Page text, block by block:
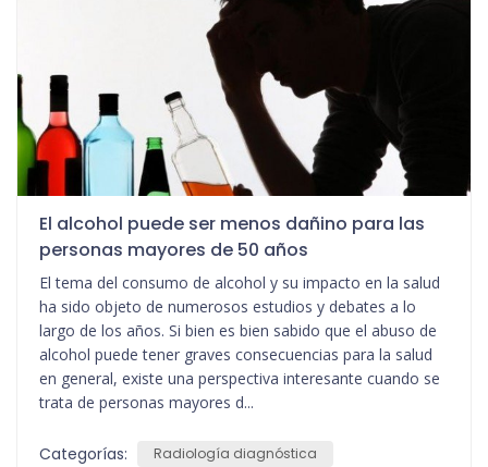
El alcohol puede ser menos dañino para las
personas mayores de 50 años
El tema del consumo de alcohol y su impacto en la salud
ha sido objeto de numerosos estudios y debates a lo
largo de los años. Si bien es bien sabido que el abuso de
alcohol puede tener graves consecuencias para la salud
en general, existe una perspectiva interesante cuando se
trata de personas mayores d...
Categorías: Radiología diagnóstica